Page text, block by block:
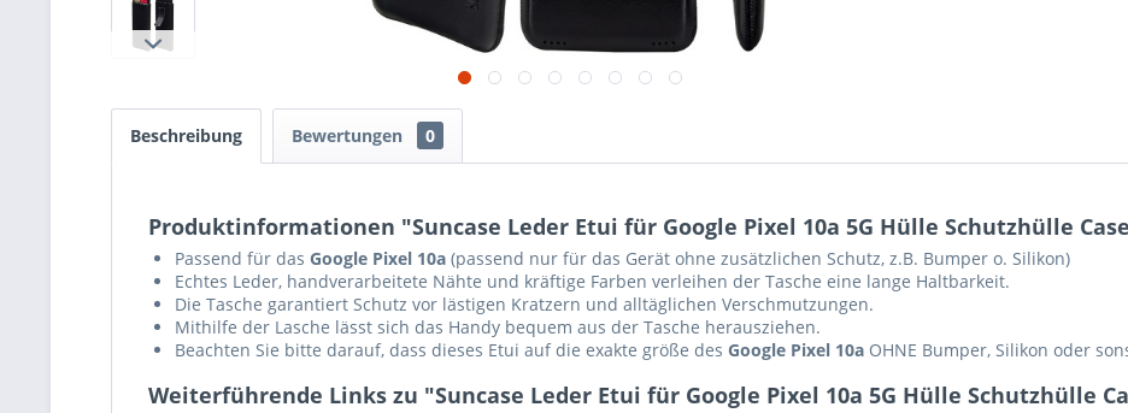
Beschreibung Bewertungen 0
Produktinformationen "Suncase Leder Etui für Google Pixel 10a 5G Hülle Schutzhülle
Passend für das Google Pixel 10a (passend nur für das Gerät ohne zusätzlichen Schutz, z.B. Bumper o. Silikon)
Echtes Leder, handverarbeitete Nähte und kräftige Farben verleihen der Tasche eine lange Haltbarkeit.
Die Tasche garantiert Schutz vor lästigen Kratzern und alltäglichen Verschmutzungen.
Mithilfe der Lasche lässt sich das Handy bequem aus der Tasche herausziehen.
Beachten Sie bitte darauf, dass dieses Etui auf die exakte größe des Google Pixel 10a OHNE Bumper, Silikon oder
Weiterführende Links zu "Suncase Leder Etui für Google Pixel 10a 5G Hülle Schutzhülle